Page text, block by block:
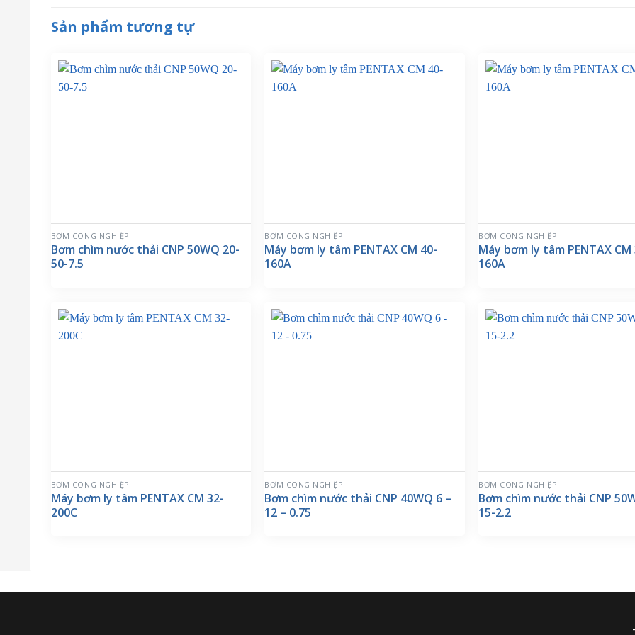
Sản phẩm tương tự
BƠM CÔNG NGHIỆP
Bơm chìm nước thải CNP 50WQ 20-
50-7.5
BƠM CÔNG NGHIỆP
Máy bơm ly tâm PENTAX CM 40-
160A
BƠM CÔNG NGHIỆP
Máy bơm ly tâm PENTAX CM
160A
BƠM CÔNG NGHIỆP
Máy bơm ly tâm PENTAX CM 32-
200C
BƠM CÔNG NGHIỆP
Bơm chìm nước thải CNP 40WQ 6 –
12 – 0.75
BƠM CÔNG NGHIỆP
Bơm chìm nước thải CNP
15-2.2